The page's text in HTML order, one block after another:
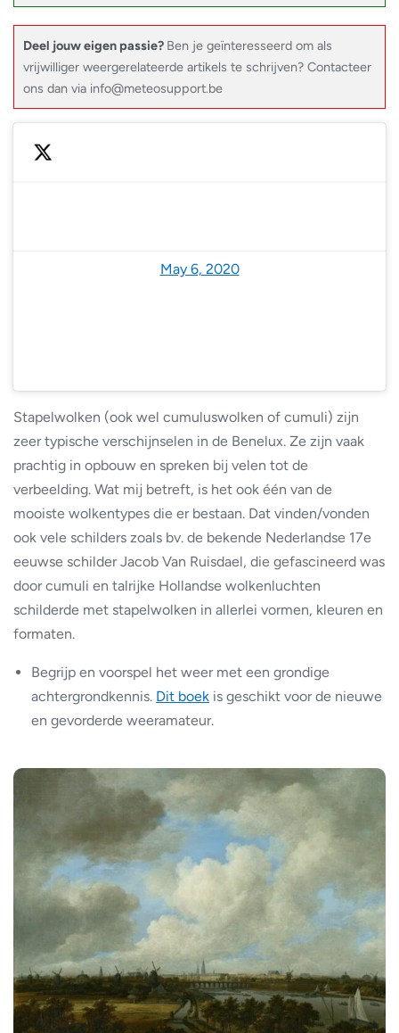
Deel jouw eigen passie? Ben je geïnteresseerd om als
vrijwilliger weergerelateerde artikels te schrijven? Contacteer
ons dan via info@meteosupport.be
May 6, 2020
Stapelwolken (ook wel cumuluswolken of cumuli) zijn
zeer typische verschijnselen in de Benelux. Ze zijn vaak
prachtig in opbouw en spreken bij velen tot de
verbeelding. Wat mij betreft, is het ook één van de
mooiste wolkentypes die er bestaan. Dat vinden/vonden
ook vele schilders zoals bv. de bekende Nederlandse 17e
eeuwse schilder Jacob Van Ruisdael, die gefascineerd was
door cumuli en talrijke Hollandse wolkenluchten
schilderde met stapelwolken in allerlei vormen, kleuren en
formaten.
Begrijp en voorspel het weer met een grondige
achtergrondkennis. Dit boek is geschikt voor de nieuwe
en gevorderde weeramateur.